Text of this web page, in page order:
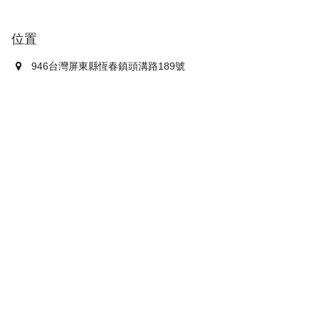
位置
946台灣屏東縣恆春鎮頭溝路189號